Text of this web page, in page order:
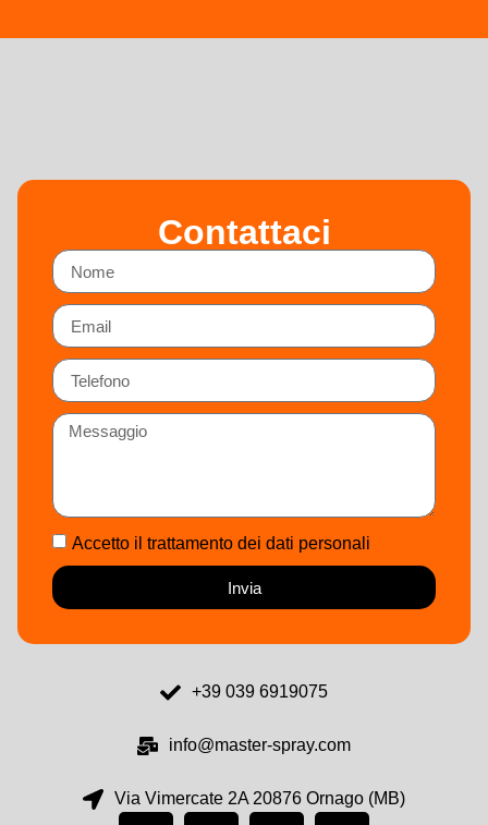
Contattaci
Accetto il trattamento dei dati personali
Invia
+39 039 6919075
info@master-spray.com
Via Vimercate 2A 20876 Ornago (MB)